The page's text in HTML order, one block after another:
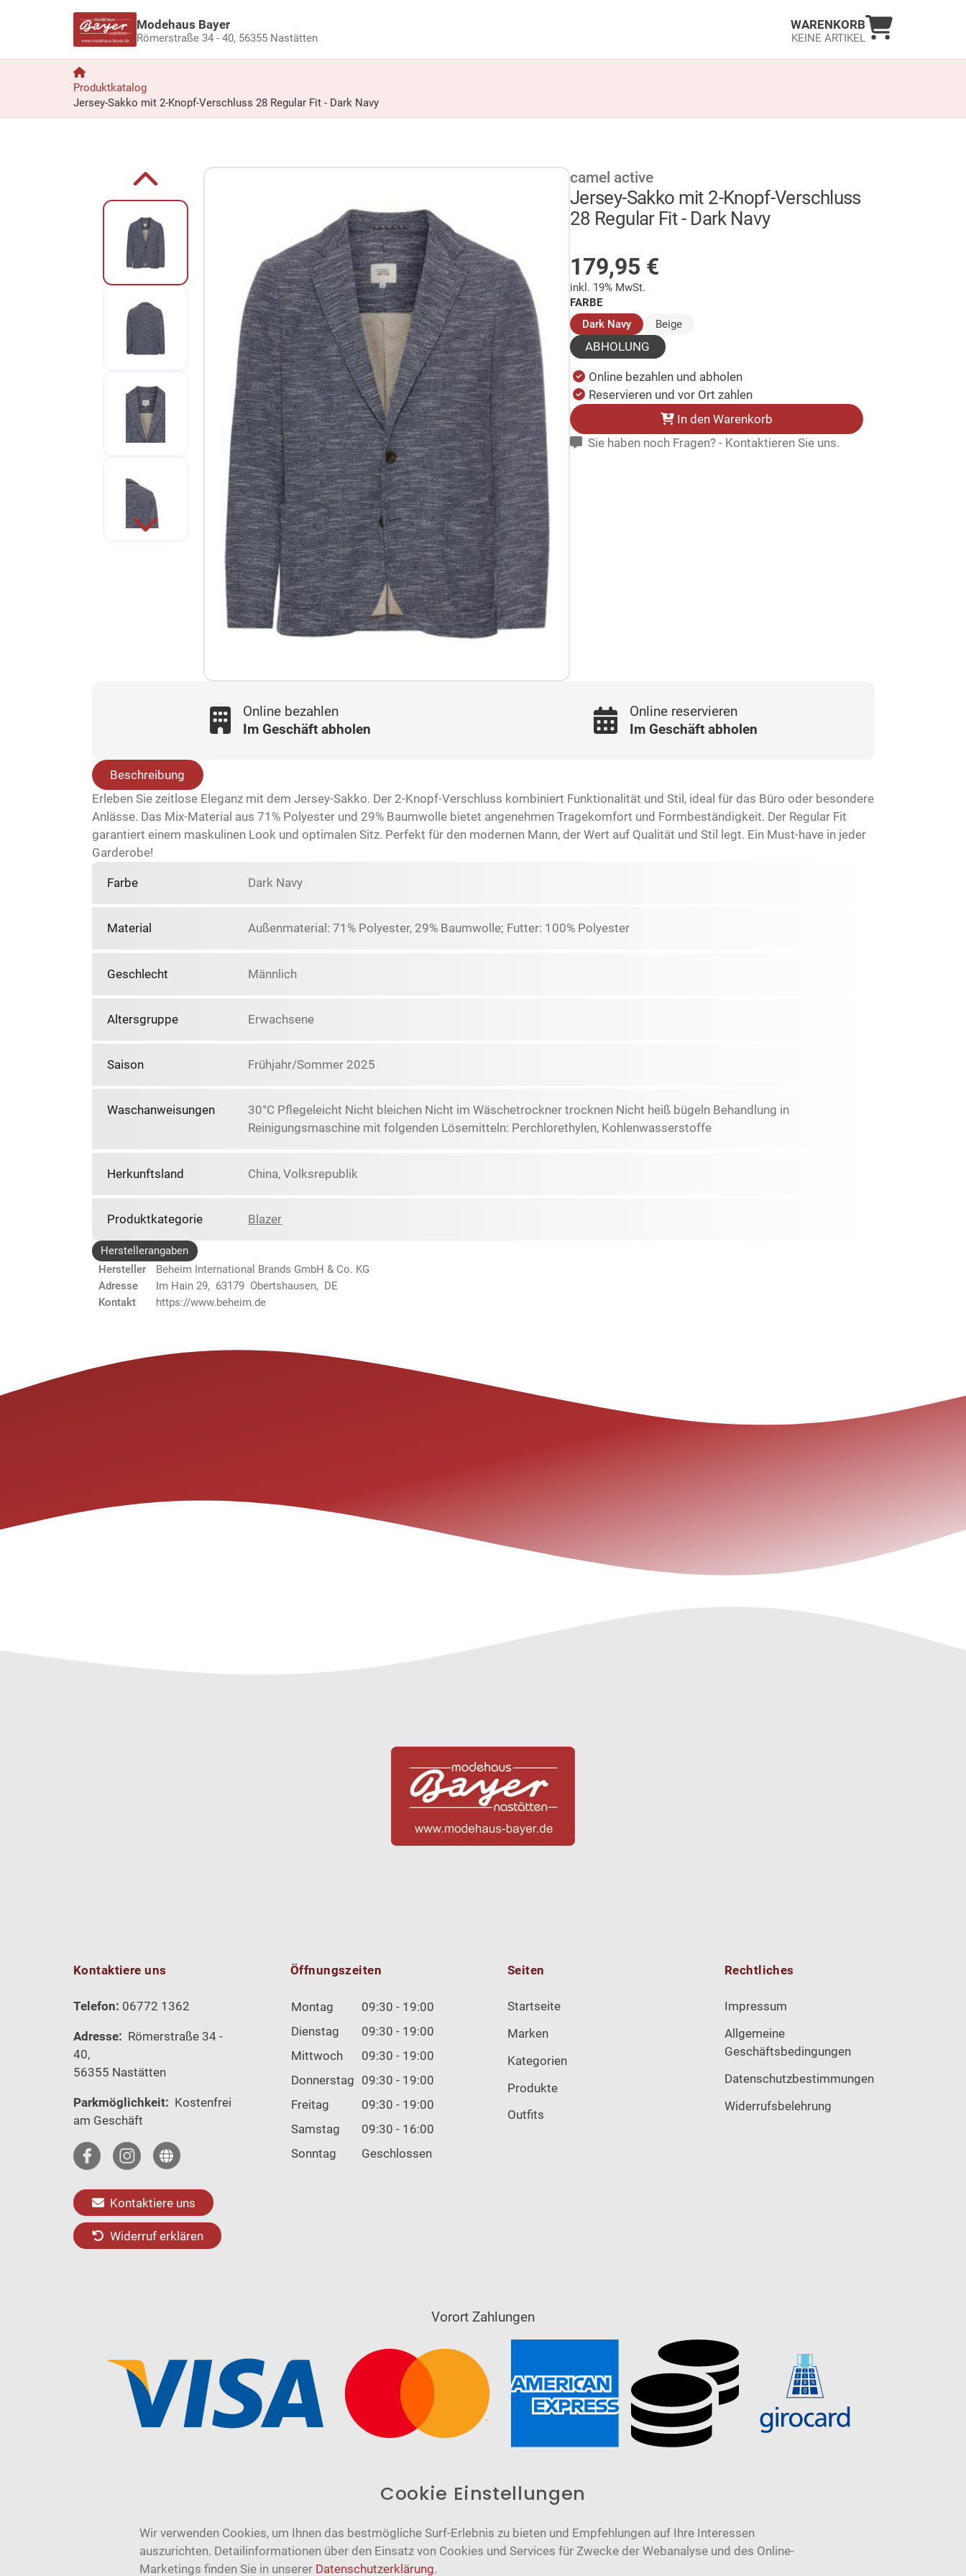
Modehaus Bayer
Römerstraße 34 - 40, 56355 Nastätten
WARENKORB
KEINE ARTIKEL
Warenkorb
Produktkatalog
Jersey-Sakko mit 2-Knopf-Verschluss 28 Regular Fit - Dark Navy
Zur Produktbeschreibung springen camel active
Jersey-Sakko mit 2-Knopf-Verschluss
28 Regular Fit - Dark Navy
179,95 €
inkl. 19% MwSt.
FARBE
Dark Navy(ausgewählt)
Beige
ABHOLUNG
Online bezahlen und abholen
Reservieren und vor Ort zahlen
In den Warenkorb
Sie haben noch Fragen? - Kontaktieren Sie uns.
Online bezahlen
Im Geschäft abholen
Online reservieren
Im Geschäft abholen
Beschreibung
Erleben Sie zeitlose Eleganz mit dem Jersey-Sakko. Der 2-Knopf-Verschluss kombiniert Funktionalität und Stil, ideal für das Büro oder besondere
Anlässe. Das Mix-Material aus 71% Polyester und 29% Baumwolle bietet angenehmen Tragekomfort und Formbeständigkeit. Der Regular Fit
garantiert einem maskulinen Look und optimalen Sitz. Perfekt für den modernen Mann, der Wert auf Qualität und Stil legt. Ein Must-have in jeder
Garderobe!
Farbe Dark Navy
Material Außenmaterial: 71% Polyester, 29% Baumwolle; Futter: 100% Polyester
Geschlecht Männlich
Altersgruppe Erwachsene
Saison Frühjahr/Sommer 2025
Waschanweisungen
30°C Pflegeleicht Nicht bleichen Nicht im Wäschetrockner trocknen Nicht heiß bügeln Behandlung in
Reinigungsmaschine mit folgenden Lösemitteln: Perchlorethylen, Kohlenwasserstoffe
Herkunftsland China, Volksrepublik
Produktkategorie Blazer
Herstellerangaben
Hersteller
Beheim International Brands GmbH & Co. KG
Adresse
Im Hain 29, 63179 Obertshausen, DE
Kontakt
https://www.beheim.de
Kontaktiere uns
Telefon: 06772 1362
Adresse: Römerstraße 34 -
40,
56355 Nastätten
Parkmöglichkeit: Kostenfrei
am Geschäft
Kontaktiere uns
Widerruf erklären
Öffnungszeiten
Montag
09:30 - 19:00
Dienstag
09:30 - 19:00
Mittwoch
09:30 - 19:00
Donnerstag 09:30 - 19:00
Freitag
09:30 - 19:00
Samstag
09:30 - 16:00
Sonntag
Geschlossen
Seiten
Startseite
Marken
Kategorien
Produkte
Outfits
Rechtliches
Impressum
Allgemeine
Geschäftsbedingungen
Datenschutzbestimmungen
Widerrufsbelehrung
Vorort Zahlungen
Cookie Einstellungen
Wir verwenden Cookies, um Ihnen das bestmögliche Surf-Erlebnis zu bieten und Empfehlungen auf Ihre Interessen
auszurichten. Detailinformationen über den Einsatz von Cookies und Services für Zwecke der Webanalyse und des Online-
Marketings finden Sie in unserer Datenschutzerklärung.